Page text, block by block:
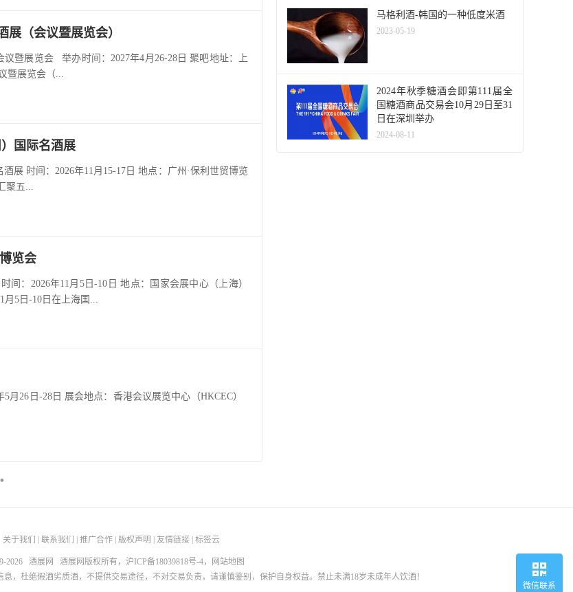
展（会议暨展览会）
议暨展览会 举办时间：2027年4月26-28日 聚吧地址：上
暨展览会（...
国际名酒展
展 时间：2026年11月15-17日 地点：广州·保利世贸博览
聚五...
览会
间：2026年11月5日-10日 地点：国家会展中心（上海）
月5日-10日在上海国...
5月26日-28日 展会地点：香港会议展览中心（HKCEC）
马格利酒-韩国的一种低度米酒
2023-05-19
2024年秋季糖酒会即第111届全
国糖酒商品交易会10月29日至31
日在深圳举办
2024-08-11
关于我们 联系我们 推广合作 版权声明 友情链接 标签云
2026 酒展网 酒展网版权所有， 沪ICP备18039818号-4，
网站地图
，杜绝假酒劣质酒，不提供交易途径，不对交易负责，请谨慎鉴别，保护自身权益。禁止未满18岁未成年人饮酒！
微信联系